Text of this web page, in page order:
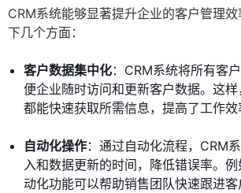
CRM系统能够显著提升企业的客户管理
下几个方面：
客户数据集中化：CRM系统将所有客
便企业随时访问和更新客户数据。这
都能快速获取所需信息，提高了工作效
自动化操作：通过自动化流程，CRM
入和数据更新的时间，降低错误率。
动化功能可以帮助销售团队快速跟进客